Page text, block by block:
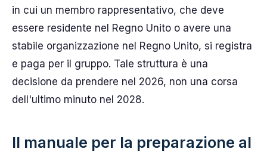
in cui un membro rappresentativo, che deve
essere residente nel Regno Unito o avere una
stabile organizzazione nel Regno Unito, si registra
e paga per il gruppo. Tale struttura è una
decisione da prendere nel 2026, non una corsa
dell'ultimo minuto nel 2028.
Il manuale per la preparazione al